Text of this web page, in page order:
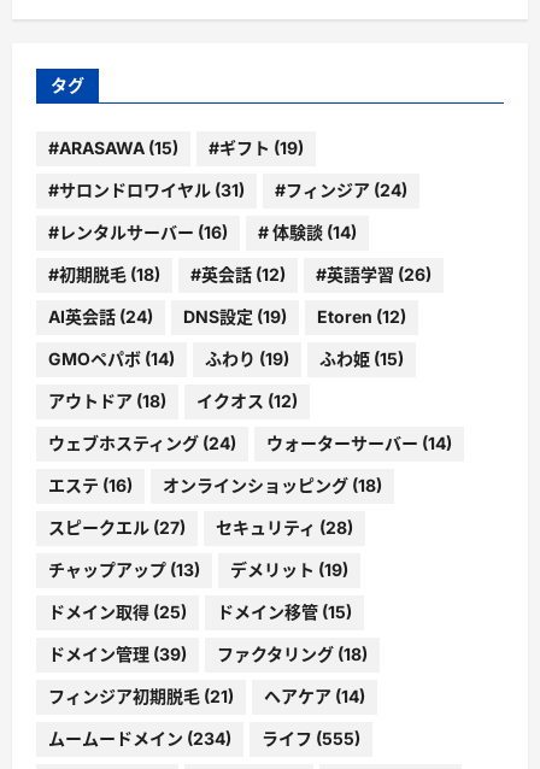
タグ
#ARASAWA (15) #ギフト (19)
#サロンドロワイヤル (31) #フィンジア (24)
#レンタルサーバー (16) # 体験談 (14)
#初期脱毛 (18) #英会話 (12) #英語学習 (26)
AI英会話 (24) DNS設定 (19) Etoren (12)
GMOペパボ (14) ふわり (19) ふわ姫 (15)
アウトドア (18) イクオス (12)
ウェブホスティング (24) ウォーターサーバー (14)
エステ (16) オンラインショッピング (18)
スピークエル (27) セキュリティ (28)
チャップアップ (13) デメリット (19)
ドメイン取得 (25) ドメイン移管 (15)
ドメイン管理 (39) ファクタリング (18)
フィンジア初期脱毛 (21) ヘアケア (14)
ムームードメイン (234) ライフ (555)